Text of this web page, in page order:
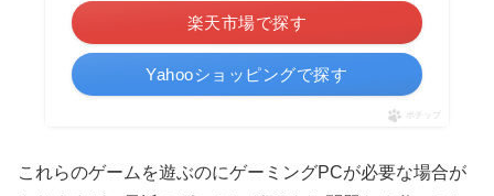
楽天市場で探す
Yahooショッピングで探す
ポチップ
これらのゲームを遊ぶのにゲーミングPCが必要な場合が